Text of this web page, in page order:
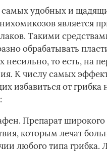
удобных и
является
Такими
обрабатывать
несильно, то есть, на
К числу самых
избавиться от грибка
Препарат широкого
которым лечат
любого типа грибка.